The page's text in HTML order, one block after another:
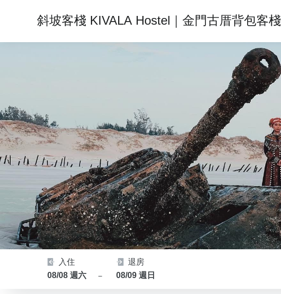
斜坡客棧 KIVALA Hostel｜金門古厝背包客棧
入住
08/08 週六
－
退房
08/09 週日